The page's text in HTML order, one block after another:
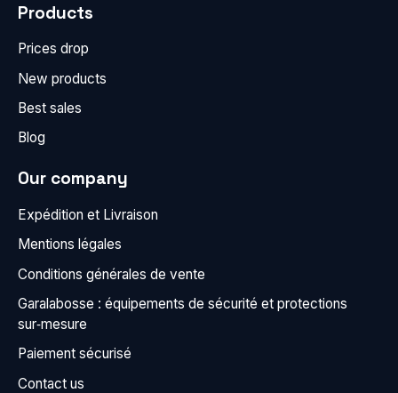
Products
Prices drop
New products
Best sales
Blog
Our company
Expédition et Livraison
Mentions légales
Conditions générales de vente
Garalabosse : équipements de sécurité et protections
sur‑mesure
Paiement sécurisé
Contact us